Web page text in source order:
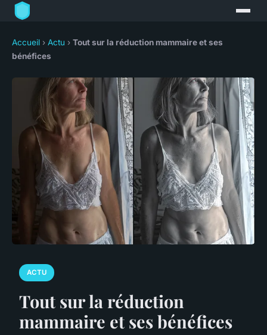
Accueil › Actu › Tout sur la réduction mammaire et ses
bénéfices
ACTU
Tout sur la réduction
mammaire et ses bénéfices